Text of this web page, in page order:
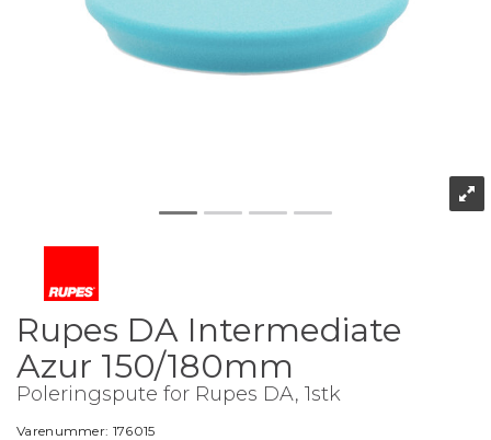
Rupes DA Intermediate
Azur 150/180mm
Poleringspute for Rupes DA, 1stk
Varenummer: 176015